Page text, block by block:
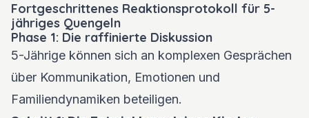
Fortgeschrittenes Reaktionsprotokoll für 5-
jähriges Quengeln
Phase 1: Die raffinierte Diskussion
5-Jährige können sich an komplexen Gesprächen
über Kommunikation, Emotionen und
Familiendynamiken beteiligen.